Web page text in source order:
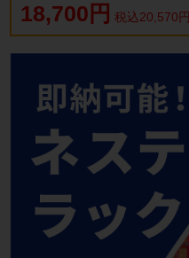
18,700円 税込20,570円